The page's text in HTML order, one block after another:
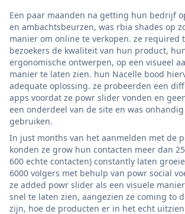
Een paar maanden na getting hun bedrijf
en ambachtsbeurzen, was rbia shades op
manier om online te verkopen. ze required
bezoekers de kwaliteit van hun product,
ergonomische ontwerpen, op een visueel
manier te laten zien. hun Nacelle bood
adequate oplossing. ze probeerden een
apps voordat ze powr slider vonden en
een onderdeel van de site en was
gebruiken.
In just months van het aanmelden met de
konden ze grow hun contacten meer dan
600 echte contacten) constantly laten
6000 volgers met behulp van powr social
ze added powr slider als een visuele
snel te laten zien, aangezien ze coming to
zijn, hoe de producten er in het echt